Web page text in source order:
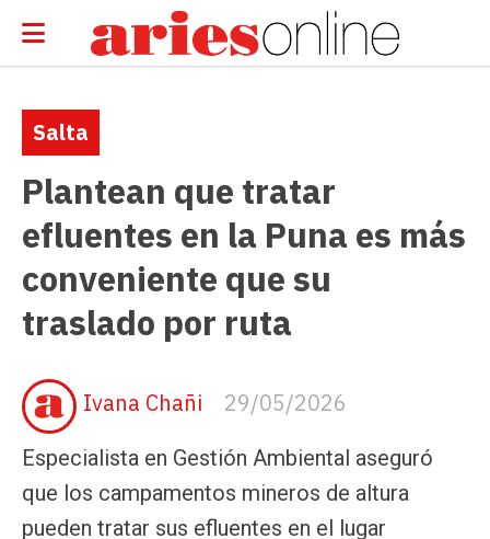
Plantean que tratar
efluentes en la Puna es más
conveniente que su
traslado por ruta
Especialista en Gestión Ambiental aseguró
que los campamentos mineros de altura
pueden tratar sus efluentes en el lugar
Salta
29/05/2026
Ivana Chañi